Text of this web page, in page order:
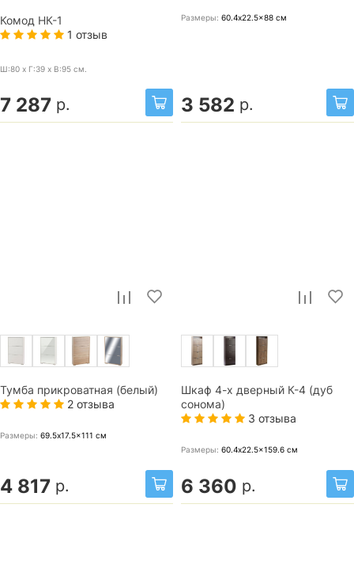
Комод НК-1
1 отзыв
Ш:80 x Г:39 x В:95 см.
7 287 р.
Размеры: 60.4x22.5x88 см
3 582 р.
Тумба прикроватная (белый)
2 отзыва
Размеры: 69.5x17.5x111 см
4 817 р.
Шкаф 4-х дверный К-4 (дуб
сонома)
3 отзыва
Размеры: 60.4x22.5x159.6 см
6 360 р.